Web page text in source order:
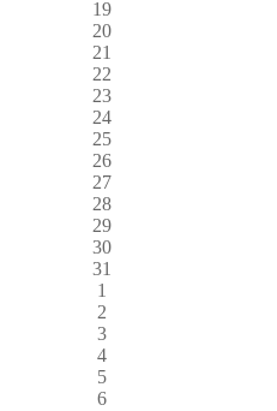
19
20
21
22
23
24
25
26
27
28
29
30
31
1
2
3
4
5
6